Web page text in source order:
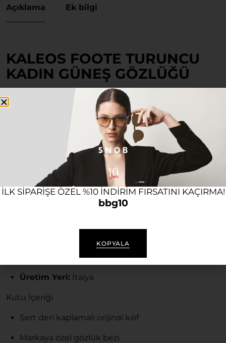
Açıklama Ek bilgi
KALEOS FOOTE TURUNCU
KADIN GÜNEŞ GÖZLÜĞÜ
Stilini özgün ve zamansız detaylarla tamamlamak
isteyen herkes için tasarlanan bu özel model, hem
klasik hem de modern kombinlerinizin vazgeçilmez
İtalya’da üretilen ve high-end moda anlayışını
yansıtan gözlük; hafif, dayanıklı ve ergonomik
yapısıyla gün boyu yüksek konfor sunar. Günlük
kullanımda tarzınıza şıklık katarken, gözlerinizi de
güneşin zararlı etkilerinden korur.
%100 UV Korumalı
Üretim Yeri: İtalya
Kutu İçeriği
Sert deri kaplamalı orijinal kılıf
Markaya özel gözlük bezi
ILK SIPARIŞE ÖZEL %10 INDIRIM FIRSATINI KAÇIRMA!
bbg10
KOPYALA